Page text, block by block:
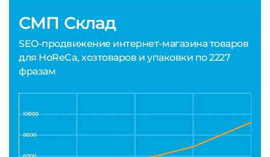
СМП Склад
SEO-продвижение интернет-магазина товаров
для HoReCa, хозтоваров и упаковки по 2227
фразам